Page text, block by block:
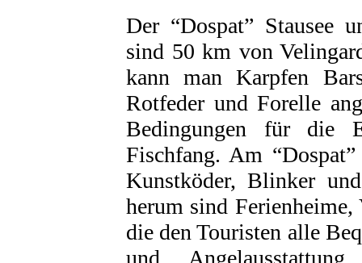
Der “Dospat” Stausee
sind 50 km von
kann man Karpfen
Rotfeder und Forelle
Bedingungen für die
Fischfang. Am
Kunstköder, Blinker
herum sind
die den Touristen alle
und